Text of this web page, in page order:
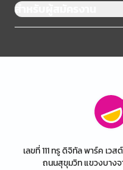
สำหรับผู้สมัครงาน
เลขที่ 111 ทรู ดิจิทัล พาร์ค เว
ถนนสุขุมวิท แขวงบางจ